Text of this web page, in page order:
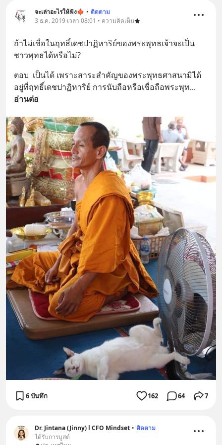
จะเล่าอะไรให้ฟัง🍁 • ติดตาม
3 ธ.ค. 2019 เวลา 08:01 • ความคิดเห็น
ถ้าไม่เชื่อในฤทธิ์เดชปาฏิหาริย์ของพระพุทธเจ้าจะเป็น
ชาวพุทธได้หรือไม่?
ตอบ  เป็นได้ เพราะสาระสำคัญของพระพุทธศาสนามิได้
อยู่ที่ฤทธิ์เดชปาฏิหาริย์ การนับถือหรือเชื่อถือพระพุท
อ่านต่อ
6 บันทึก 162 64 7
Dr. Jintana (Jinny) l CFO Mindset • ติดตาม
ได้รับการบูสต์